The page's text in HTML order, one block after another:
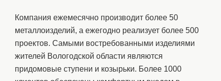
Компания ежемесячно производит более 50
металлоизделий, а ежегодно реализует более 500
проектов. Самыми востребованными изделиями
жителей Вологодской области являются
придомовые ступени и козырьки. Более 1000